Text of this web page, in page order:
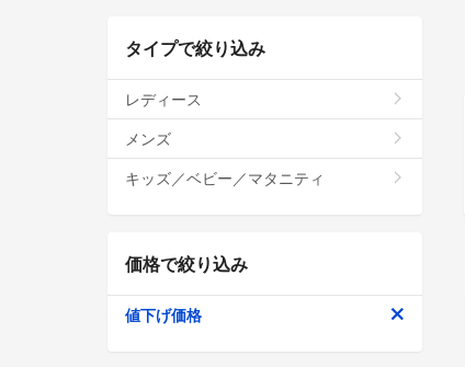
タイプで絞り込み
レディース
メンズ
キッズ／ベビー／マタニティ
価格で絞り込み
値下げ価格